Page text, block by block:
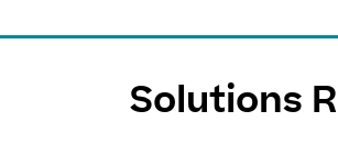
Solutions